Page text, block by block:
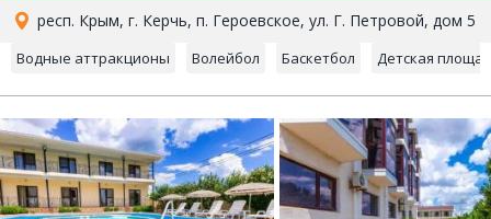
респ. Крым, г. Керчь, п. Героевское, ул. Г. Петровой, дом 5
Водные аттракционы Волейбол Баскетбол Детская